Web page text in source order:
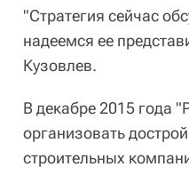
"Стратегия сейчас
надеемся ее
Кузовлев.
В декабре 2015 года
организовать
строительных